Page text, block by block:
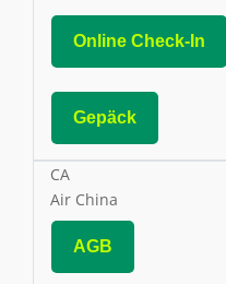
Online Check-In
Gepäck
CA
Air China
AGB